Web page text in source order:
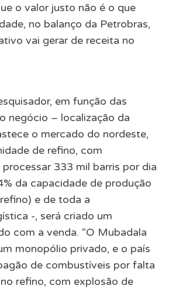
o valor justo não é o que
no balanço da Petrobras,
vai gerar de receita no
em função das
negócio – localização da
o mercado do nordeste,
de refino, com
333 mil barris por dia
da capacidade de produção
e de toda a
-, será criado um
com a venda. “O Mubadala
monopólio privado, e o país
de combustíveis por falta
refino, com explosão de